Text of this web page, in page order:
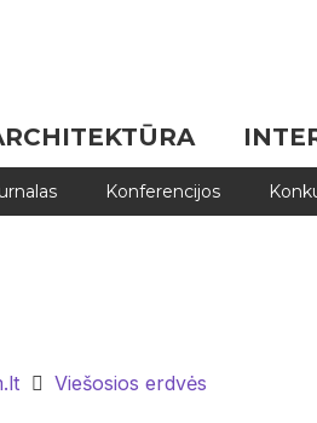
Konferencijos
Viešosios erdvės